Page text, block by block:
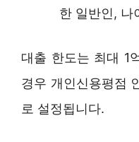
한 일반인, 나
대출 한도는 최대 1
경우 개인신용평점
로 설정됩니다.